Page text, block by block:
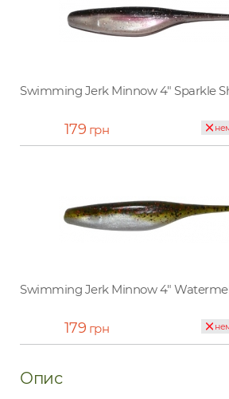
Swimming Jerk Minnow 4" Sparkle
179 грн
Swimming Jerk Minnow 4"
179 грн
Опис